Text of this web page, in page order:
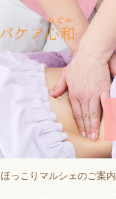
ほっこりマルシェのご案内